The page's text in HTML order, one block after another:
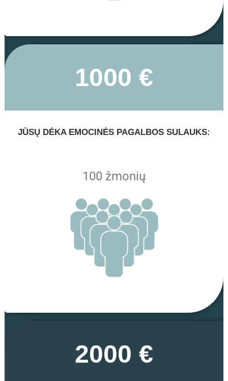
1000 €
JŪSŲ DĖKA EMOCINĖS PAGALBOS SULAUKS:
100 žmonių
2000 €